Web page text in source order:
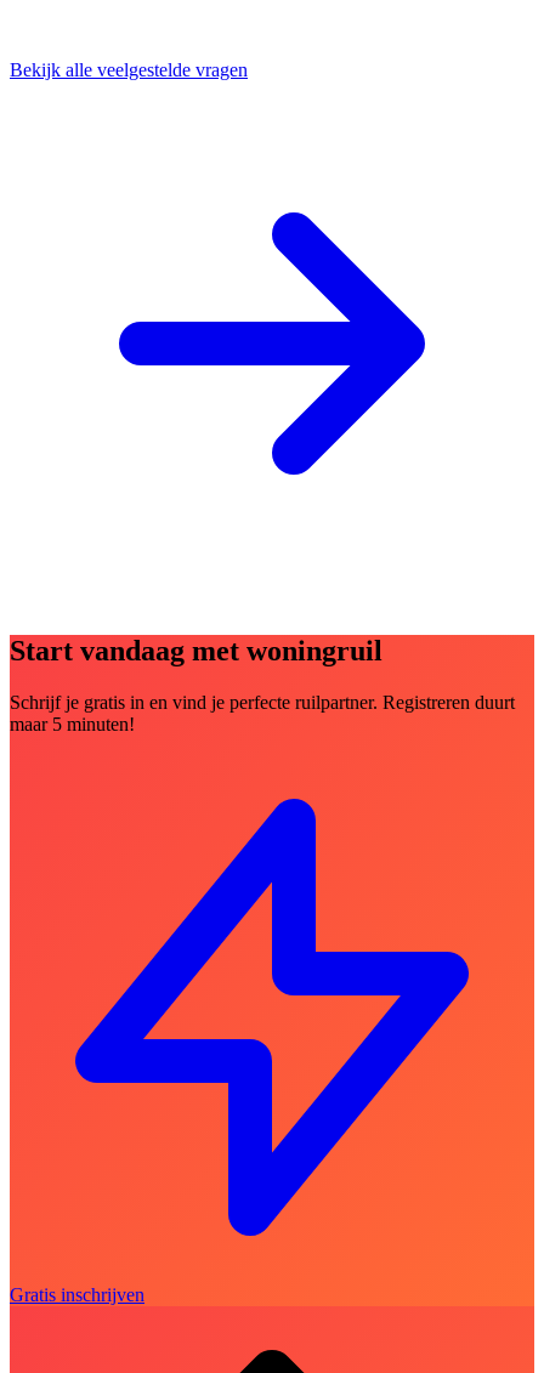
Bekijk alle veelgestelde vragen
Start vandaag met woningruil
Schrijf je gratis in en vind je perfecte ruilpartner. Registreren duurt
maar 5 minuten!
Gratis inschrijven